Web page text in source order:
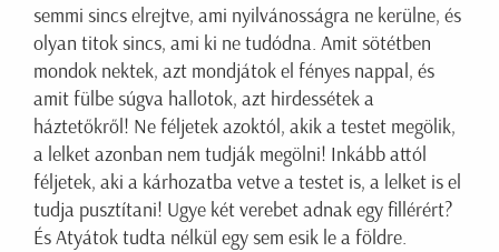
semmi sincs elrejtve, ami nyilvánosságra ne kerülne, és
olyan titok sincs, ami ki ne tudódna. Amit sötétben
mondok nektek, azt mondjátok el fényes nappal, és
amit fülbe súgva hallotok, azt hirdessétek a
háztetőkről! Ne féljetek azoktól, akik a testet megölik,
a lelket azonban nem tudják megölni! Inkább attól
féljetek, aki a kárhozatba vetve a testet is, a lelket is el
tudja pusztítani! Ugye két verebet adnak egy fillérért?
És Atyátok tudta nélkül egy sem esik le a földre.